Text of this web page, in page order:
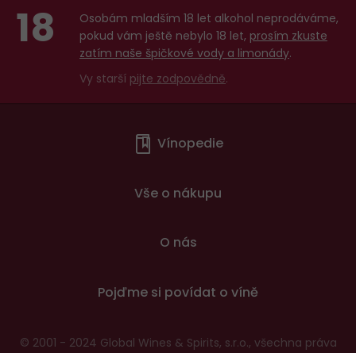
18
Osobám mladším 18 let alkohol neprodáváme,
pokud vám ještě nebylo 18 let, prosím zkuste
zatím naše špičkové vody a limonády.
Vy starší pijte zodpovědně.
Vínopedie
Vše o nákupu
O nás
Pojďme si povídat o víně
© 2001 - 2024 Global Wines & Spirits, s.r.o., všechna práva